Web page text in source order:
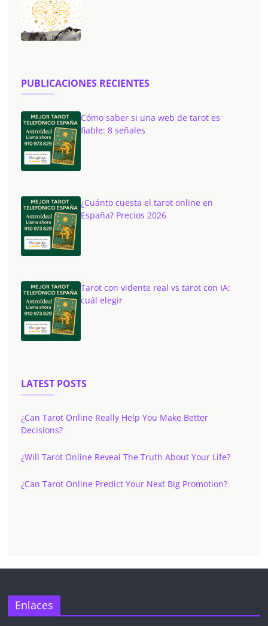
PUBLICACIONES RECIENTES
Cómo saber si una web de tarot es
fiable: 8 señales
¿Cuánto cuesta el tarot online en
España? Precios 2026
Tarot con vidente real vs tarot con IA:
cuál elegir
LATEST POSTS
¿Can Tarot Online Really Help You Make Better
Decisions?
¿Will Tarot Online Reveal The Truth About Your Life?
¿Can Tarot Online Predict Your Next Big Promotion?
Enlaces